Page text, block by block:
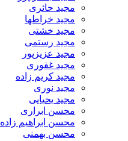
مجید حائری
مجید خراطها
مجید خشتی
مجید رستمی
مجید عزیزپور
مجید غفوری
مجید کریم زاده
مجید نوری
مجید یحیایی
محسن ابراری
محسن ابراهیم زاده
محسن بهمنی